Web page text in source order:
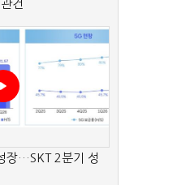
건
장…SKT 2분기 성